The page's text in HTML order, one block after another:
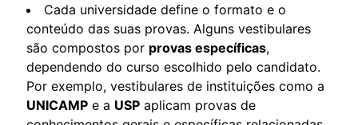
Cada universidade define o formato e o
conteúdo das suas provas. Alguns vestibulares
são compostos por provas específicas,
dependendo do curso escolhido pelo candidato.
Por exemplo, vestibulares de instituições como a
UNICAMP e a USP aplicam provas de